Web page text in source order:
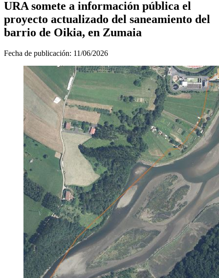
URA somete a información pública el
proyecto actualizado del saneamiento del
barrio de Oikia, en Zumaia
Fecha de publicación: 11/06/2026